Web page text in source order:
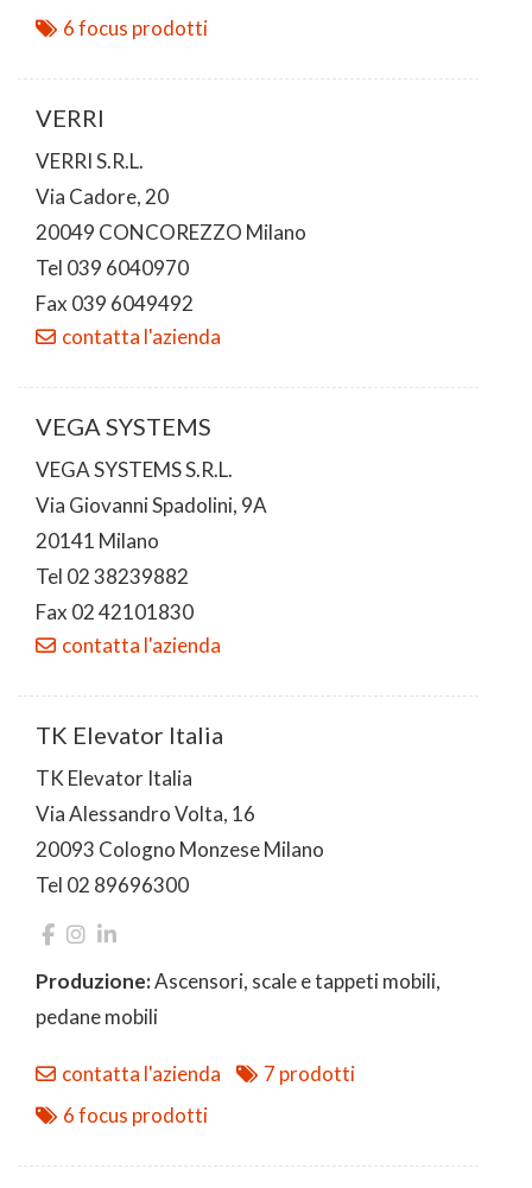
6 focus prodotti
VERRI
VERRI S.R.L.
Via Cadore, 20
20049 CONCOREZZO Milano
Tel 039 6040970
Fax 039 6049492
contatta l'azienda
VEGA SYSTEMS
VEGA SYSTEMS S.R.L.
Via Giovanni Spadolini, 9A
20141 Milano
Tel 02 38239882
Fax 02 42101830
contatta l'azienda
TK Elevator Italia
TK Elevator Italia
Via Alessandro Volta, 16
20093 Cologno Monzese Milano
Tel 02 89696300
Produzione:Ascensori, scale e tappeti mobili,
pedane mobili
contatta l'azienda
7 prodotti
6 focus prodotti